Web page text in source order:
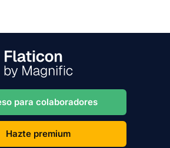
para colaboradores
Hazte premium